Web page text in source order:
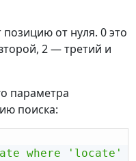
позицию от нуля. 0 это
2 — третий и
параметра
поиска:
where 'locate'